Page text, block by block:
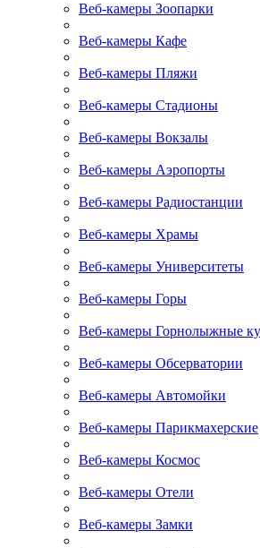
Веб-камеры Зоопарки
Веб-камеры Кафе
Веб-камеры Пляжи
Веб-камеры Стадионы
Веб-камеры Вокзалы
Веб-камеры Аэропорты
Веб-камеры Радиостанции
Веб-камеры Храмы
Веб-камеры Университеты
Веб-камеры Горы
Веб-камеры Горнолыжные
Веб-камеры Обсерватории
Веб-камеры Автомойки
Веб-камеры Парикмахерские
Веб-камеры Космос
Веб-камеры Отели
Веб-камеры Замки